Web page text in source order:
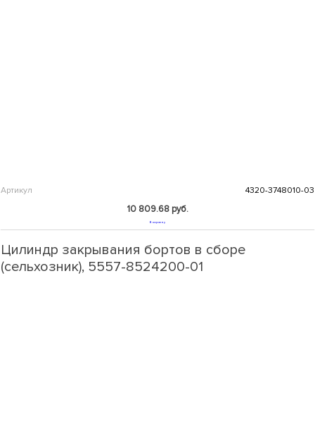
Артикул 4320-3748010-03
10 809.68 руб.
В корзину
Цилиндр закрывания бортов в сборе
(сельхозник), 5557-8524200-01